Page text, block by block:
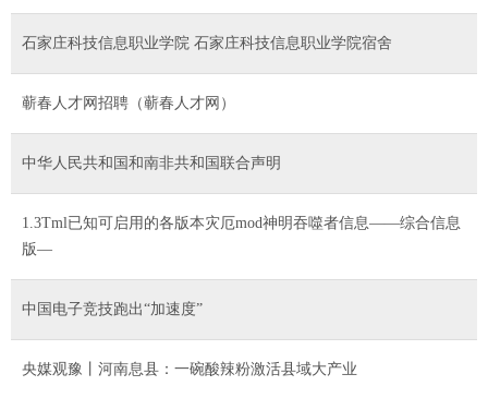
石家庄科技信息职业学院 石家庄科技信息职业学院宿舍
蕲春人才网招聘（蕲春人才网）
中华人民共和国和南非共和国联合声明
1.3Tml已知可启用的各版本灾厄mod神明吞噬者信息——综合信息
版—
中国电子竞技跑出“加速度”
央媒观豫丨河南息县：一碗酸辣粉激活县域大产业